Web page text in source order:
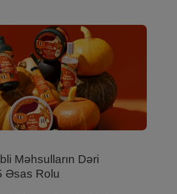
Məhsulların Dəri
Əsas Rolu